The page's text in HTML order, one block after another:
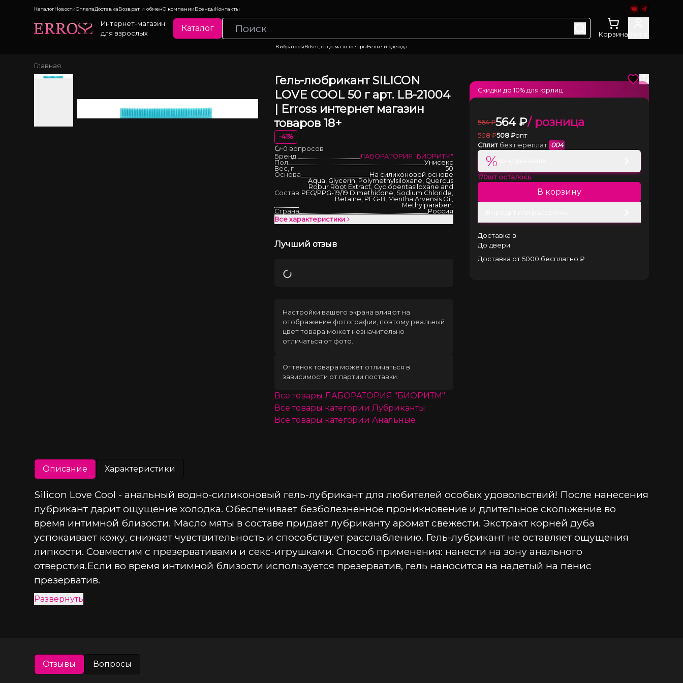
КаталогНовостиОплатаДоставкаВозврат и обменО компанииБрендыКонтакты
Интернет-магазин
для взрослых
Каталог
Корзина
ВибраторыBdsm, садо-мазо товарыБелье и одежда
Главная
Гель-любрикант SILICON
LOVE COOL 50 г арт. LB-21004
| Erross интернет магазин
товаров 18+
-41%
Загрузка
•0 вопросов
Бренд:
ЛАБОРАТОРИЯ "БИОРИТМ"
Пол
Унисекс
Вес, г
50
Основа
На силиконовой основе
Состав
Aqua, Glycerin, Polymethylsiloxane, Quercus
Robur Root Extract, Сyclopentasiloxane and
PEG/PPG-19/19 Dimethicone, Sodium Chloride,
Betaine, PEG-8, Mentha Arvensis Oil,
Methylparaben.
Страна
Россия
Все характеристики
Лучший отзыв
Загрузка
Настройки вашего экрана влияют на
отображение фотографии, поэтому реальный
цвет товара может незначительно
отличаться от фото.
Оттенок товара может отличаться в
зависимости от партии поставки.
Все товары ЛАБОРАТОРИЯ "БИОРИТМ"
Все товары категории Лубриканты
Все товары категории Анальные
564 ₽564₽/ розница
508 ₽508 ₽опт
Сплит без переплат 004
%
170шт осталось
В корзину
Доставка в
До двери
Доставка от 5000 бесплатно ₽
Скидки до10% для юрлиц
Описание Характеристики
Silicon Love Cool - анальный водно-силиконовый гель-лубрикант для любителей особых удовольствий! После нанесения
лубрикант дарит ощущение холодка. Обеспечивает безболезненное проникновение и длительное скольжение во
время интимной близости. Масло мяты в составе придаёт лубриканту аромат свежести. Экстракт корней дуба
успокаивает кожу, снижает чувствительность и способствует расслаблению. Гель-лубрикант не оставляет ощущения
липкости. Совместим с презервативами и секс-игрушками. Способ применения: нанести на зону анального
отверстия.Если во время интимной близости используется презерватив, гель наносится на надетый на пенис
презерватив.
Развернуть
Отзывы Вопросы